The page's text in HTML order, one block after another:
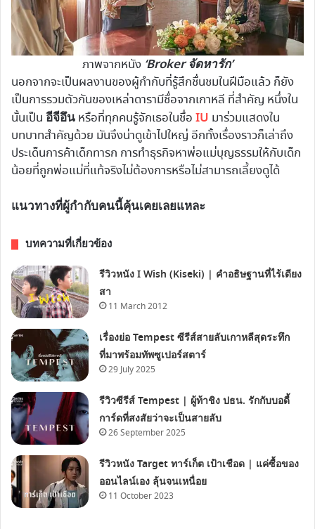
ภาพจากหนัง ‘Broker จัดหารัก’
นอกจากจะเป็นผลงานของผู้กำกับที่รู้สึกชื่นชมในฝีมือแล้ว ก็ยัง
เป็นการรวมตัวกันของเหล่าดารามีชื่อจากเกาหลี ที่สำคัญ หนึ่งใน
นั้นเป็น อีจีอึน หรือที่ทุกคนรู้จักเธอในชื่อ IU มาร่วมแสดงใน
บทบาทสำคัญด้วย มันจึงน่าดูเข้าไปใหญ่ อีกทั้งเรื่องราวก็เล่าถึง
ประเด็นการค้าเด็กทารก การทำธุรกิจหาพ่อแม่บุญธรรมให้กับเด็ก
น้อยที่ถูกพ่อแม่ที่แท้จริงไม่ต้องการหรือไม่สามารถเลี้ยงดูได้
แนวทางที่ผู้กำกับคนนี้คุ้นเคยเลยแหละ
บทความที่เกี่ยวข้อง
รีวิวหนัง I Wish (Kiseki) | คำอธิษฐานที่ไร้เดียง
สา
11 March 2012
เรื่องย่อ Tempest ซีรีส์สายลับเกาหลีสุดระทึก
ที่มาพร้อมทัพซูเปอร์สตาร์
29 July 2025
รีวิวซีรีส์ Tempest | ผู้ท้าชิง ปธน. รักกับบอดี้
การ์ดที่สงสัยว่าจะเป็นสายลับ
26 September 2025
รีวิวหนัง Target ทาร์เก็ต เป้าเชือด | แค่ซื้อของ
ออนไลน์เอง ลุ้นจนเหนื่อย
11 October 2023